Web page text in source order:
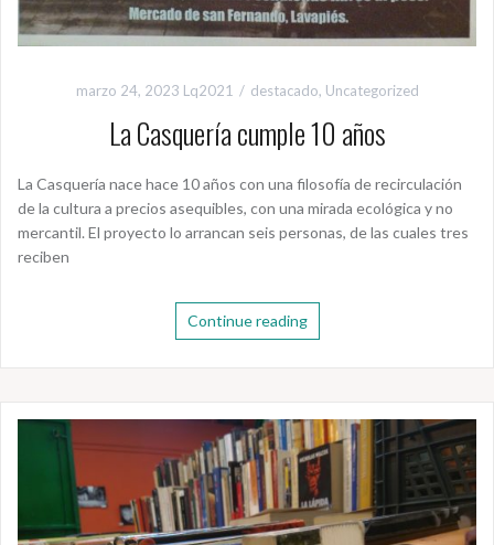
marzo 24, 2023 Lq2021 destacado, Uncategorized
La Casquería cumple 10 años
La Casquería nace hace 10 años con una filosofía de recirculación
de la cultura a precios asequibles, con una mirada ecológica y no
mercantil. El proyecto lo arrancan seis personas, de las cuales tres
reciben
Continue reading